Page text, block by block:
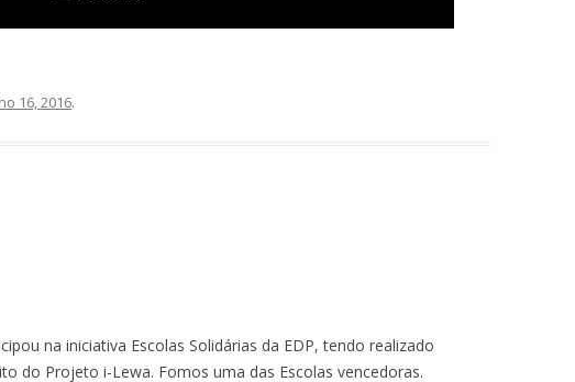
16, 2016.
na iniciativa Escolas Solidárias da EDP, tendo realizado
do Projeto i-Lewa. Fomos uma das Escolas vencedoras.